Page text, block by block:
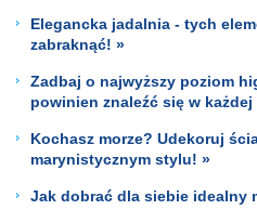
Elegancka jadalnia - tych
zabraknąć! »
Zadbaj o najwyższy poziom
powinien znaleźć się w
Kochasz morze? Udekoruj
marynistycznym stylu! »
Jak dobrać dla siebie idealny